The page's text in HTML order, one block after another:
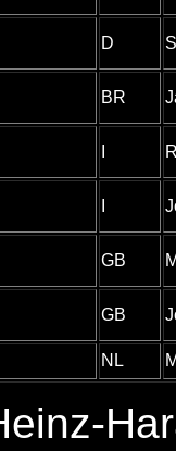
D
BR
GB
GB
NL